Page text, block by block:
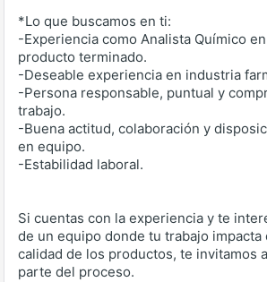
*Lo que buscamos en ti:
-Experiencia como Analista Químico
producto terminado.
-Deseable experiencia en industria
-Persona responsable, puntual y
trabajo.
-Buena actitud, colaboración y
en equipo.
-Estabilidad laboral.
Si cuentas con la experiencia y te
de un equipo donde tu trabajo
calidad de los productos, te invitamos
parte del proceso.